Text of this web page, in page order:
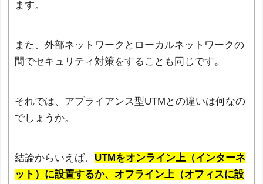
ます。
また、外部ネットワークとローカルネットワークの
間でセキュリティ対策をすることも同じです。
それでは、アプライアンス型UTMとの違いは何なの
でしょうか。
結論からいえば、 UTMをオンライン上（インターネ
ット）に設置するか、オフライン上（オフィスに設